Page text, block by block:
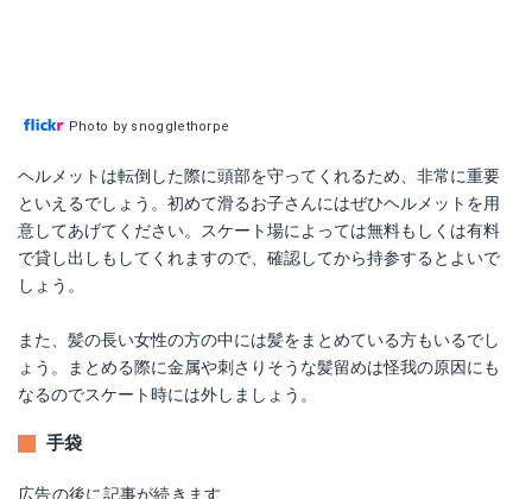
Photo by snogglethorpe
ヘルメットは転倒した際に頭部を守ってくれるため、非常に重要
といえるでしょう。初めて滑るお子さんにはぜひヘルメットを用
意してあげてください。スケート場によっては無料もしくは有料
で貸し出しもしてくれますので、確認してから持参するとよいで
しょう。
また、髪の長い女性の方の中には髪をまとめている方もいるでし
ょう。まとめる際に金属や刺さりそうな髪留めは怪我の原因にも
なるのでスケート時には外しましょう。
手袋
広告の後に記事が続きます